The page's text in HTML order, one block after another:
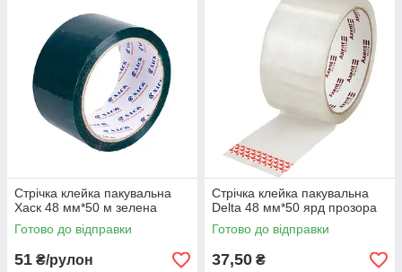
Стрічка клейка пакувальна
Хаск 48 мм*50 м зелена
Готово до відправки
51 ₴/рулон
Стрічка клейка пакувальна
Delta 48 мм*50 ярд прозора
Готово до відправки
37,50 ₴